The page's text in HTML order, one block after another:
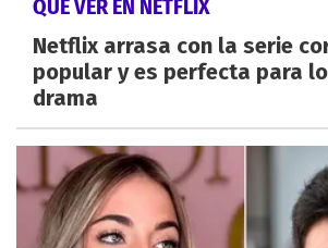
QUÉ VER EN NETFLIX
Netflix arrasa con la serie
popular y es perfecta para
drama